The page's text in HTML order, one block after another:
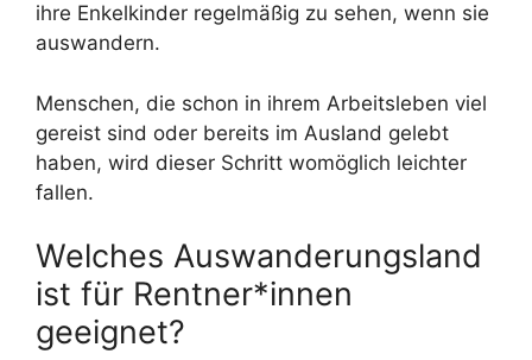
ihre Enkelkinder regelmäßig zu sehen, wenn sie
auswandern.
Menschen, die schon in ihrem Arbeitsleben viel
gereist sind oder bereits im Ausland gelebt
haben, wird dieser Schritt womöglich leichter
fallen.
Welches Auswanderungsland
ist für Rentner*innen
geeignet?